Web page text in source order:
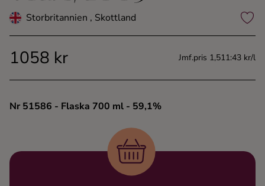
Tequila
Vodka
Storbritannien , Skottland
1058 kr Jmf.pris 1,511:43 kr/l
Nr 51586 - Flaska 700 ml - 59,1%